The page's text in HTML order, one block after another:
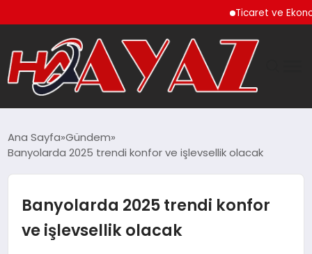
Ticaret ve Ekonomik
DÜNYA
EĞITIM
EKONOMI
Ana Sayfa Gündem
Banyolarda 2025 trendi konfor ve işlevsellik olacak
Banyolarda 2025 trendi konfor
ve işlevsellik olacak